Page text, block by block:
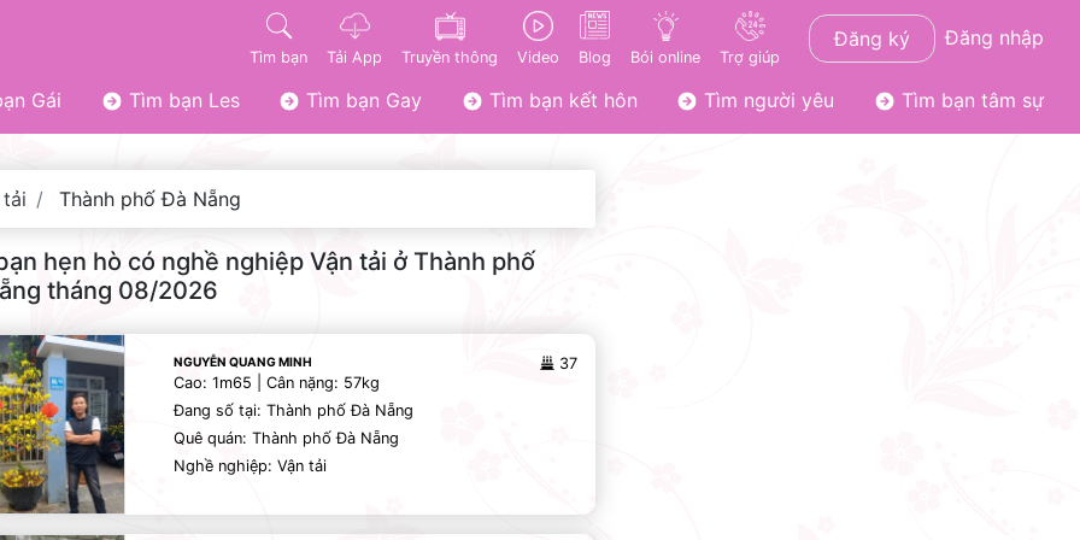
Tìm bạn Tải App Truyền thông Video Blog Bói online Trợ giúp
Đăng ký Đăng nhập
Gái Tìm bạn Les Tìm bạn Gay Tìm bạn kết hôn Tìm người yêu Tìm bạn tâm sự
tải Thành phố Đà Nẵng
hẹn hò có nghề nghiệp Vận tải ở Thành phố
tháng 08/2026
NGUYỄN QUANG MINH
37
Cao: 1m65 | Cân nặng: 57kg
Đang số tại: Thành phố Đà Nẵng
Quê quán: Thành phố Đà Nẵng
Nghề nghiệp: Vận tải